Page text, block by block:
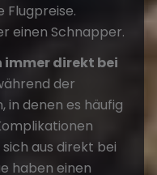
Flugpreise.
einen Schnapper.
immer direkt bei
der
in denen es häufig
aus direkt bei
haben einen